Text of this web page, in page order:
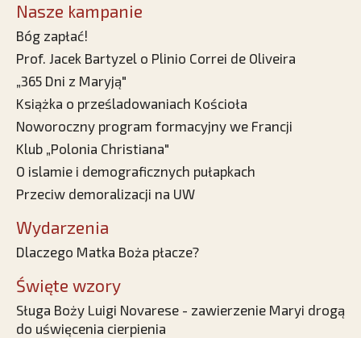
Nasze kampanie
Bóg zapłać!
Prof. Jacek Bartyzel o Plinio Correi de Oliveira
„365 Dni z Maryją"
Książka o prześladowaniach Kościoła
Noworoczny program formacyjny we Francji
Klub „Polonia Christiana"
O islamie i demograficznych pułapkach
Przeciw demoralizacji na UW
Wydarzenia
Dlaczego Matka Boża płacze?
Święte wzory
Sługa Boży Luigi Novarese - zawierzenie Maryi drogą
do uświęcenia cierpienia